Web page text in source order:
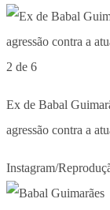
2 de 6
Ex de Babal
agressão contra a
Instagram/